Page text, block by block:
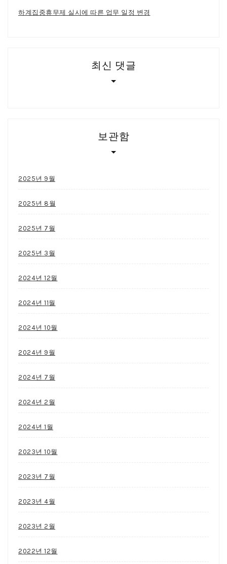
하계집중휴무제 실시에 따른 업무 일정 변경
최신 댓글
보관함
2025년 9월
2025년 8월
2025년 7월
2025년 3월
2024년 12월
2024년 11월
2024년 10월
2024년 9월
2024년 7월
2024년 2월
2024년 1월
2023년 10월
2023년 7월
2023년 4월
2023년 2월
2022년 12월